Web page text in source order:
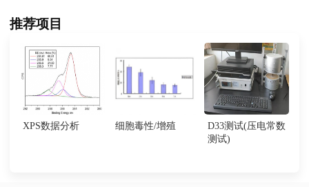
推荐项目
XPS数据分析 细胞毒性/增殖
D33测试(压电常数
测试)